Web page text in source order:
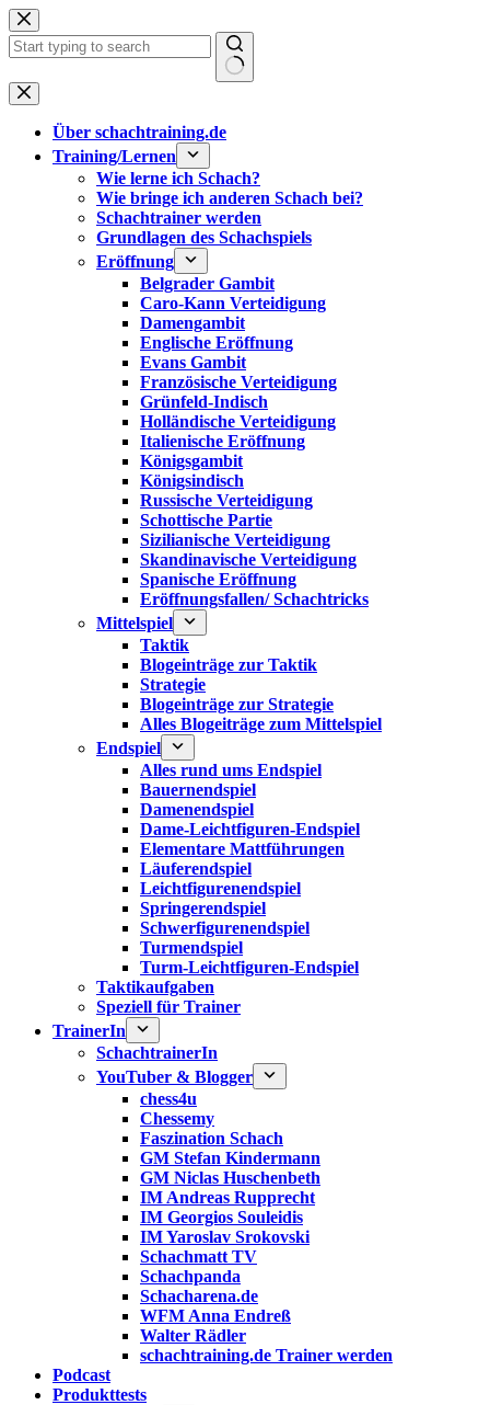
Zum
Inhalt
springen
Keine
Ergebnisse
Über schachtraining.de
Training/Lernen
Wie lerne ich Schach?
Wie bringe ich anderen Schach bei?
Schachtrainer werden
Grundlagen des Schachspiels
Eröffnung
Belgrader Gambit
Caro-Kann Verteidigung
Damengambit
Englische Eröffnung
Evans Gambit
Französische Verteidigung
Grünfeld-Indisch
Holländische Verteidigung
Italienische Eröffnung
Königsgambit
Königsindisch
Russische Verteidigung
Schottische Partie
Sizilianische Verteidigung
Skandinavische Verteidigung
Spanische Eröffnung
Eröffnungsfallen/ Schachtricks
Mittelspiel
Taktik
Blogeinträge zur Taktik
Strategie
Blogeinträge zur Strategie
Alles Blogeiträge zum Mittelspiel
Endspiel
Alles rund ums Endspiel
Bauernendspiel
Damenendspiel
Dame-Leichtfiguren-Endspiel
Elementare Mattführungen
Läuferendspiel
Leichtfigurenendspiel
Springerendspiel
Schwerfigurenendspiel
Turmendspiel
Turm-Leichtfiguren-Endspiel
Taktikaufgaben
Speziell für Trainer
TrainerIn
SchachtrainerIn
YouTuber & Blogger
chess4u
Chessemy
Faszination Schach
GM Stefan Kindermann
GM Niclas Huschenbeth
IM Andreas Rupprecht
IM Georgios Souleidis
IM Yaroslav Srokovski
Schachmatt TV
Schachpanda
Schacharena.de
WFM Anna Endreß
Walter Rädler
schachtraining.de Trainer werden
Podcast
Produkttests